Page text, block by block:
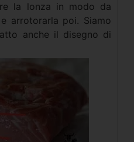
la lonza in modo da
arrotorarla poi. Siamo
anche il disegno di